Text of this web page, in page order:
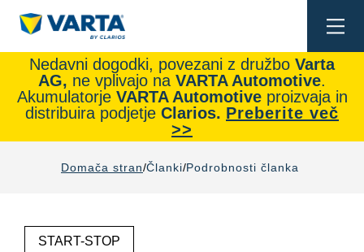
Nedavni dogodki, povezani z družbo Varta
AG, ne vplivajo na VARTA Automotive.
Akumulatorje VARTA Automotiveproizvaja in
distribuira podjetje Clarios. Preberite več
>>
Domača stran Članki Podrobnosti članka
START-STOP